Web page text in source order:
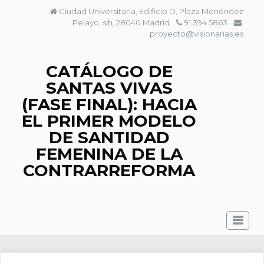
Ciudad Universitaria, Edificio D, Plaza Menéndez
Pelayo, s/n, 28040 Madrid
91 394 5863
proyecto@visionarias.es
CATÁLOGO DE
SANTAS VIVAS
(FASE FINAL): HACIA
EL PRIMER MODELO
DE SANTIDAD
FEMENINA DE LA
CONTRARREFORMA